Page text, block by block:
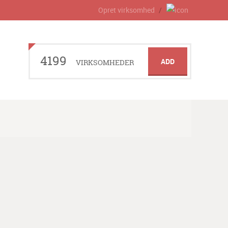
Opret virksomhed
4199 VIRKSOMHEDER ADD